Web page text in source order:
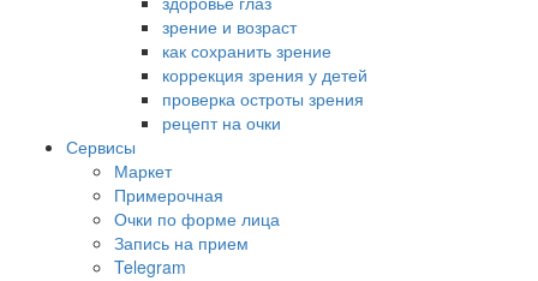
зрение и возраст
как сохранить зрение
коррекция зрения у детей
проверка остроты зрения
рецепт на очки
Сервисы
Маркет
Примерочная
Очки по форме лица
Запись на прием
Telegram